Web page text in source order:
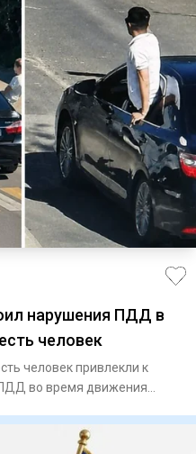
нарушения ПДД в
человек
человек привлекли к
ПДД во время движения